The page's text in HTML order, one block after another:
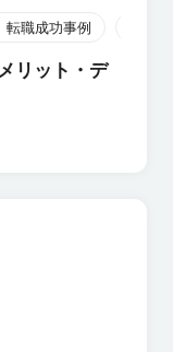
転職成功事例
リット・デ